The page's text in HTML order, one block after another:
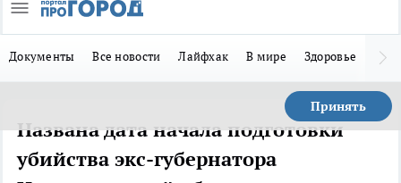
Документы Все новости Лайфхак В мире Здоровье
Принять
Названа дата начала подготовки
убийства экс-губернатора